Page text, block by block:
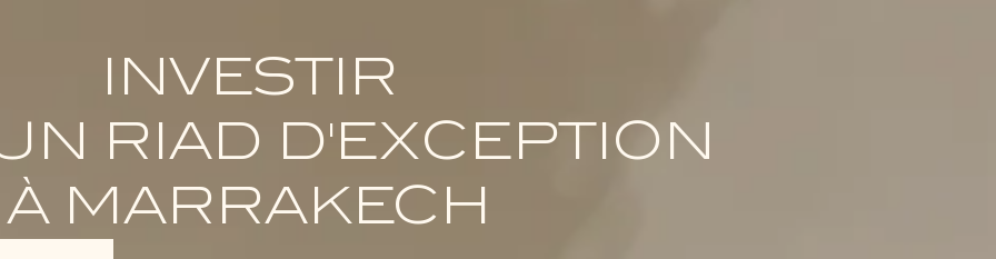
INVESTIR
RIAD D'EXCEPTION
À MARRAKECH